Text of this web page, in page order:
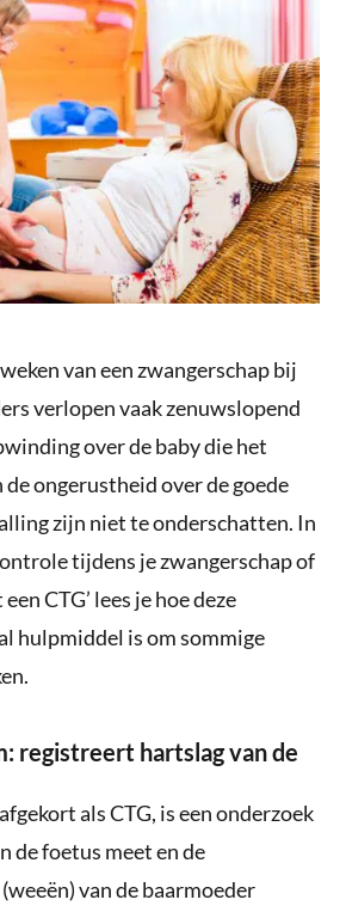
van een zwangerschap bij
verlopen vaak zenuwslopend
over de baby die het
ongerustheid over de goede
zijn niet te onderschatten. In
tijdens je zwangerschap of
CTG’ lees je hoe deze
hulpmiddel is om sommige
registreert hartslag van de
als CTG, is een onderzoek
de foetus meet en de
van de baarmoeder